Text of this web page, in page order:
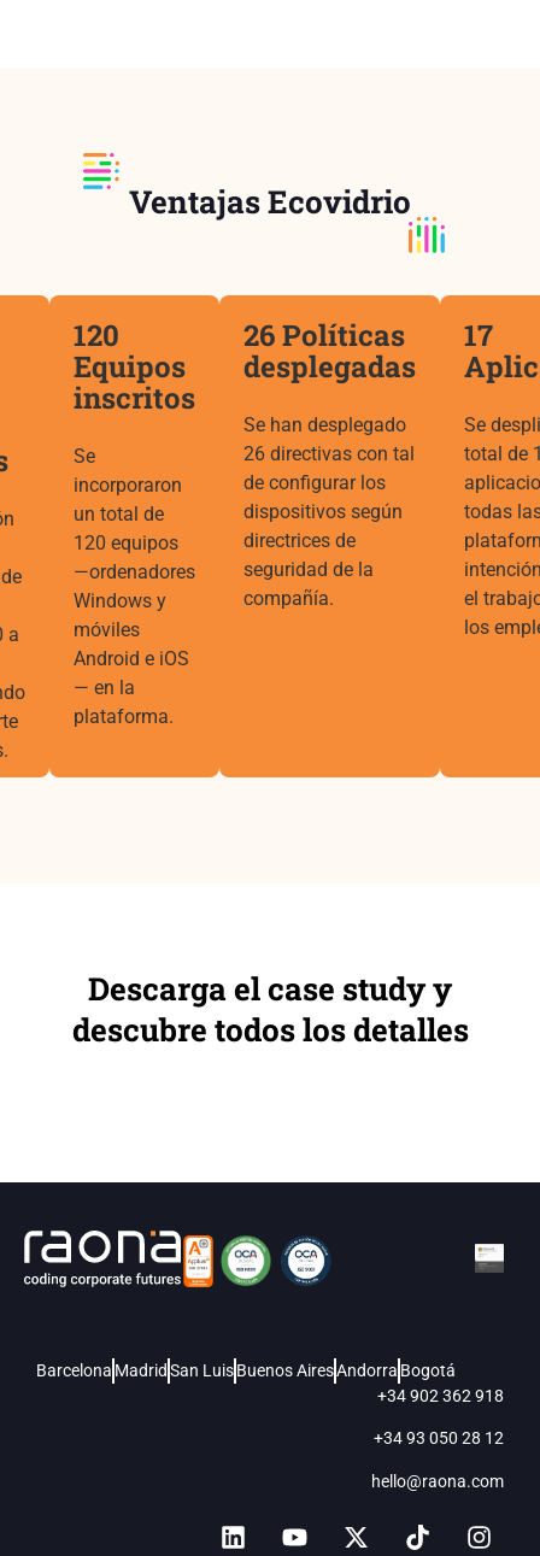
Ventajas Ecovidrio
a
120
Equipos
inscritos
Se
incorporaron
un total de
120 equipos
—ordenadores
Windows y
móviles
Android e iOS
— en la
plataforma.
26 Políticas
desplegadas
Se han desplegado
26 directivas con tal
de configurar los
dispositivos según
directrices de
seguridad de la
compañía.
17
Se
total de
todas
el
los
Descarga el case study y
descubre todos los detalles
Barcelona MadridSan LuisBuenos AiresAndorra Bogotá
+34 902 362 918
+34 93 050 28 12
hello@raona.com